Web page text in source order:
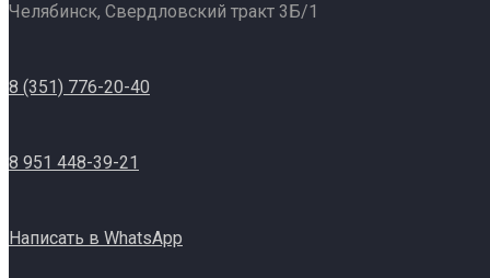
Челябинск, Свердловский тракт 3Б/1
8 (351) 776-20-40
8 951 448-39-21
Написать в WhatsApp